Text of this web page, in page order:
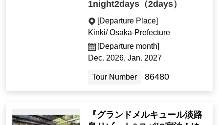
1night2days（2days）
[Departure Place]
Kinki/ Osaka-Prefecture
[Departure month]
Dec. 2026, Jan. 2027
Tour Number 86480
『グランドメルキュール淡路